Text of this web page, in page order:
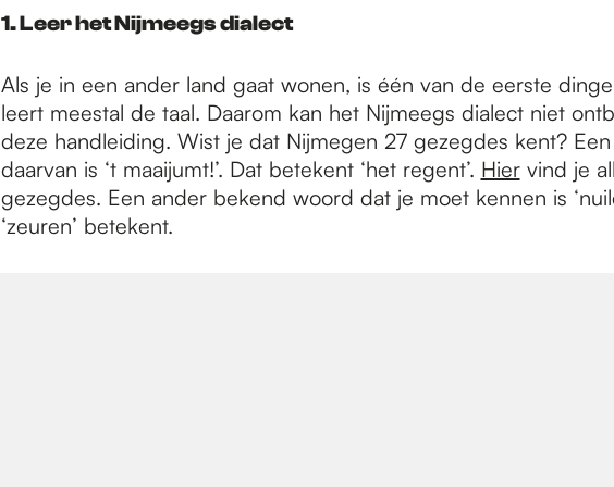
1. Leer het Nijmeegs dialect
Als je in een ander land gaat wonen, is één van de eerste
leert meestal de taal. Daarom kan het Nijmeegs dialect niet
deze handleiding. Wist je dat Nijmegen 27 gezegdes kent?
daarvan is ‘t maaijumt!’. Dat betekent ‘het regent’. Hiervind je
gezegdes. Een ander bekend woord dat je moet kennen is
‘zeuren’ betekent.